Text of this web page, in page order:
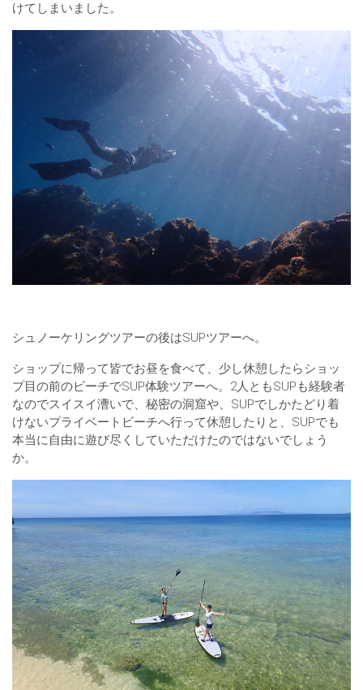
けてしまいました。
シュノーケリングツアーの後はSUPツアーへ。
ショップに帰って皆でお昼を食べて、少し休憩したらショッ
プ目の前のビーチでSUP体験ツアーへ。2人ともSUPも経験者
なのでスイスイ漕いで、秘密の洞窟や、SUPでしかたどり着
けないプライベートビーチへ行って休憩したりと、SUPでも
本当に自由に遊び尽くしていただけたのではないでしょう
か。